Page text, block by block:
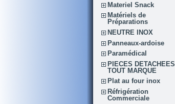
Materiel Snack
Matériels de
Préparations
NEUTRE INOX
Panneaux-ardoise
Paramédical
PIECES DETACHEES
TOUT MARQUE
Plat au four inox
Réfrigération
Commerciale